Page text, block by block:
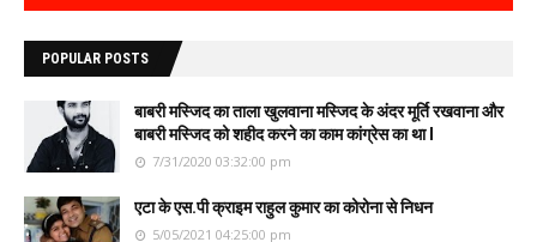
POPULAR POSTS
बाबरी मस्जिद का ताला खुलवाना मस्जिद के अंदर मूर्ति रखवाना और
बाबरी मस्जिद को शहीद करने का काम कांग्रेस का था l
7/31/2020 03:32:00 pm
एटा के एस.पी क्राइम राहुल कुमार का कोरोना से निधन
5/05/2021 04:25:00 pm